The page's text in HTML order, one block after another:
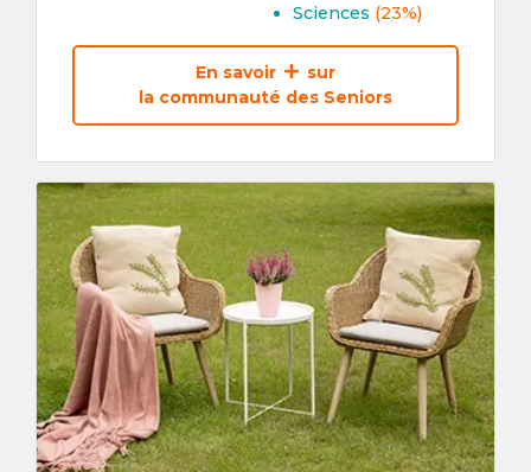
Sciences (23%)
En savoir
sur
la communauté des Seniors